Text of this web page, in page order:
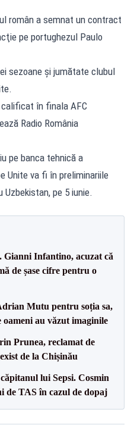
român a semnat un contract
pe portughezul Paulo
sezoane şi jumătate clubul
în finala AFC
Radio România
pe banca tehnică a
Unite va fi în preliminariile
Uzbekistan, pe 5 iunie.
Gianni Infantino, acuzat că
de șase cifre pentru o
Mutu pentru soția sa,
au văzut imaginile
Prunea, reclamat de
de la Chișinău
lui Sepsi. Cosmin
de TAS în cazul de dopaj